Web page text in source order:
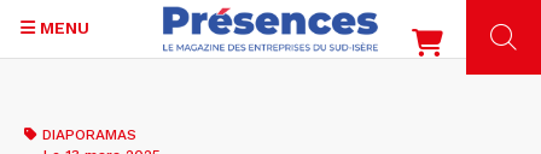
MENU
DIAPORAMAS